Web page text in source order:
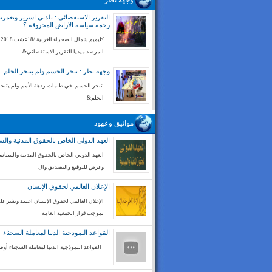
التقرير الاستقصائي : بلدتي اسرير
رحمة سياسة الاراض المحروقة ؟
المرصد ميديا التقرير الاستقصائي&
وجهة نظر : تبخر الحسم ولم يتبخر الحلم
تبخر الحسم في ظلمات ردهة الأمم ولم
الحلم&
مواثيق وعهود
العهد الدولي الخاص بالحقوق المدنية
العهد الدولي الخاص بالحقوق المدنية
وعرض للتوقيع والتصديق وال
الإعلان العالمي لحقوق الإنسان
الإعلان العالمي لحقوق الإنسان اعتمد ونشر
بموجب قرار الجمعية العامة
القواعد النموذجية الدنيا لمعاملة السجناء
القواعد النموذجية الدنيا لمعاملة السجناء